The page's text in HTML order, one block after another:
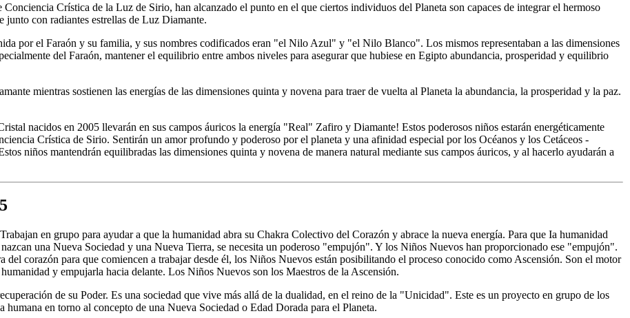
Crística de la Luz de Sirio, han alcanzado el punto en el que ciertos individuos del Planeta son capaces de integrar el hermoso
con radiantes estrellas de Luz Diamante.
por el Faraón y su familia, y sus nombres codificados eran "el Nilo Azul" y "el Nilo Blanco". Los mismos representaban a las dimensiones
del Faraón, mantener el equilibrio entre ambos niveles para asegurar que hubiese en Egipto abundancia, prosperidad y equilibrio
mientras sostienen las energías de las dimensiones quinta y novena para traer de vuelta al Planeta la abundancia, la prosperidad y la paz.
nacidos en 2005 llevarán en sus campos áuricos la energía "Real" Zafiro y Diamante! Estos poderosos niños estarán energéticamente
Crística de Sirio. Sentirán un amor profundo y poderoso por el planeta y una afinidad especial por los Océanos y los Cetáceos -
niños mantendrán equilibradas las dimensiones quinta y novena de manera natural mediante sus campos áuricos, y al hacerlo ayudarán a
en grupo para ayudar a que la humanidad abra su Chakra Colectivo del Corazón y abrace la nueva energía. Para que Ia humanidad
una Nueva Sociedad y una Nueva Tierra, se necesita un poderoso "empujón". Y los Niños Nuevos han proporcionado ese "empujón".
corazón para que comiencen a trabajar desde él, los Niños Nuevos están posibilitando el proceso conocido como Ascensión. Son el motor
y empujarla hacia delante. Los Niños Nuevos son los Maestros de la Ascensión.
de su Poder. Es una sociedad que vive más allá de la dualidad, en el reino de la "Unicidad". Este es un proyecto en grupo de los
en torno al concepto de una Nueva Sociedad o Edad Dorada para el Planeta.